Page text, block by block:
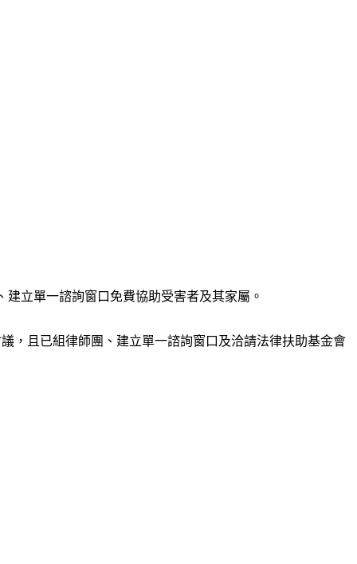
立單一諮詢窗口免費協助受害者及其家屬。
，且已組律師團、建立單一諮詢窗口及洽請法律扶助基金會